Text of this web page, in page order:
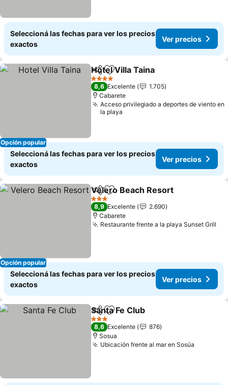
Seleccioná las fechas para ver los precios
exactos
Ver precios
Opción popular
CompartirAñadir a favoritos
Hotel Villa Taina
4 Estrellas
8,6 Excelente
1.705
Cabarete
Acceso privilegiado a deportes de viento en
la playa
Seleccioná las fechas para ver los precios
exactos
Ver precios
Opción popular
CompartirAñadir a favoritos
Velero Beach Resort
3 Estrellas
8,9 Excelente
2.690
Cabarete
Restaurante frente a la playa Sunset Grill
Seleccioná las fechas para ver los precios
exactos
Ver precios
CompartirAñadir a favoritos
Santa Fe Club
3 Estrellas
8,6 Excelente
876
Sosua
Ubicación frente al mar en Sosúa